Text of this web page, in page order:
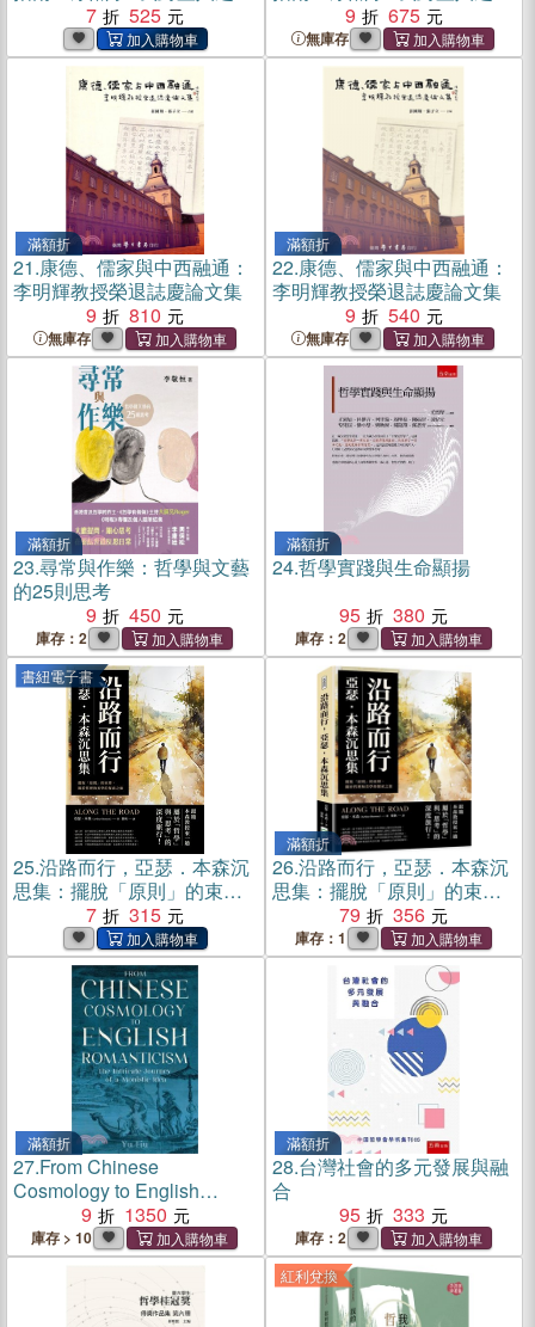
疑×怕老婆哲學×考試制之商
榷×解決社會問題之我見(電
子書)
7 525
疑×怕老婆哲學×考試制之商
榷×解決社會問題之我見
9 675
無庫存
滿額折
21.康德、儒家與中西融通：
李明輝教授榮退誌慶論文集
9
810
無庫存
滿額折
22.康德、儒家與中西融通：
李明輝教授榮退誌慶論文集
9
540
無庫存
滿額折
23.尋常與作樂：哲學與文藝
的25則思考
9
450
庫存：2
滿額折
24.哲學實踐與生命顯揚
95
380
庫存：2
書紐電子書
25.沿路而行，亞瑟．本森沉
思集：擺脫「原則」的束
縛，關於哲理和美學的探索
之旅(電子書)
7 315
滿額折
26.沿路而行，亞瑟．本森沉
思集：擺脫「原則」的束
縛，關於哲理和美學的探索
之旅
79 356
庫存：1
滿額折
27.From Chinese
Cosmology to English
Romanticism：The Intricate
Journey of a Monistic Idea
9 1350
庫存 > 10
滿額折
28.台灣社會的多元發展與融
合
95
333
庫存：2
紅利兌換